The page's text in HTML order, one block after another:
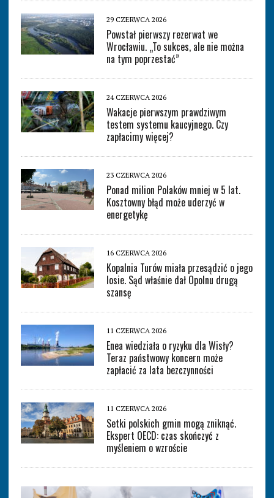
29 CZERWCA 2026
Powstał pierwszy rezerwat we
Wrocławiu. „To sukces, ale nie można
na tym poprzestać”
24 CZERWCA 2026
Wakacje pierwszym prawdziwym
testem systemu kaucyjnego. Czy
zapłacimy więcej?
23 CZERWCA 2026
Ponad milion Polaków mniej w 5 lat.
Kosztowny błąd może uderzyć w
energetykę
16 CZERWCA 2026
Kopalnia Turów miała przesądzić o jego
losie. Sąd właśnie dał Opolnu drugą
szansę
11 CZERWCA 2026
Enea wiedziała o ryzyku dla Wisły?
Teraz państwowy koncern może
zapłacić za lata bezczynności
11 CZERWCA 2026
Setki polskich gmin mogą zniknąć.
Ekspert OECD: czas skończyć z
myśleniem o wzroście